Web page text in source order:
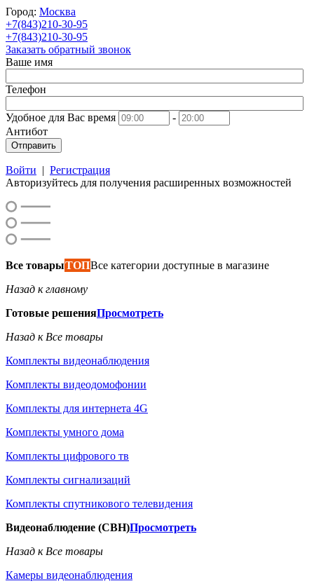
Город: Москва
+7(843)210-30-95
+7(843)210-30-95
Заказать обратный звонок
Ваше имя
Телефон
Удобное для Вас время
-
Антибот
Отправить
Войти | Регистрация
Авторизуйтесь для получения расширенных возможностей
Все товарыТОПВсе категории доступные в магазине
Назад к главному
Готовые решенияПросмотреть
Назад к Все товары
Комплекты видеонаблюдения
Комплекты видеодомофонии
Комплекты для интернета 4G
Комплекты умного дома
Комплекты цифрового тв
Комплекты сигнализаций
Комплекты спутникового телевидения
Видеонаблюдение (СВН)Просмотреть
Назад к Все товары
Камеры видеонаблюдения